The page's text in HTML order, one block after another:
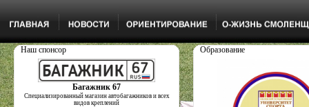
Наш спонсор
Багажник 67
Специализированный магазин автобагажников и всех
видов креплений
Образование